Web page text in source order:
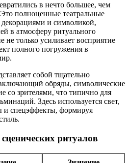
в нечто большее, чем
полноценные театральные
и символикой,
в атмосферу ритуального
не только усиливает восприятие
полного погружения в
собой тщательно
обряды, символические
со зрителями, что типично для
Здесь используется свет,
и спецэффекты, формируя
ритуалов